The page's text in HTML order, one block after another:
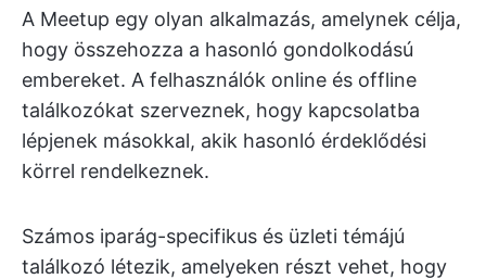
A Meetup egy olyan alkalmazás, amelynek célja,
hogy összehozza a hasonló gondolkodású
embereket. A felhasználók online és offline
találkozókat szerveznek, hogy kapcsolatba
lépjenek másokkal, akik hasonló érdeklődési
körrel rendelkeznek.
Számos iparág-specifikus és üzleti témájú
találkozó létezik, amelyeken részt vehet, hogy